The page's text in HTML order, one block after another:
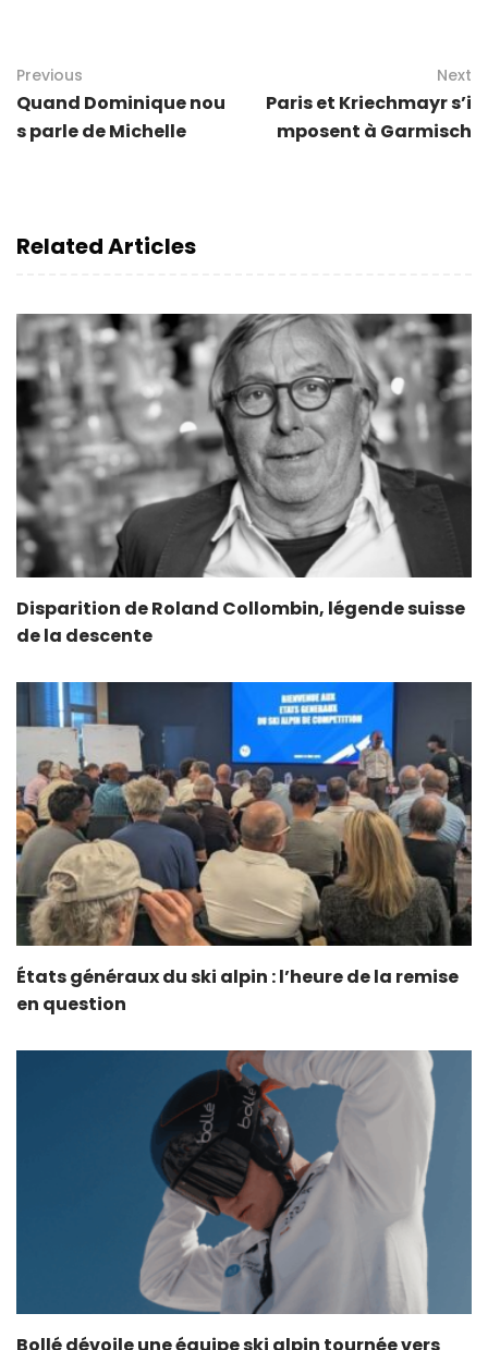
Previous
Quand Dominique nou
s parle de Michelle
Next
Paris et Kriechmayr s’i
mposent à Garmisch
Related Articles
Disparition de Roland Collombin, légende suisse
de la descente
États généraux du ski alpin : l’heure de la remise
en question
Bollé dévoile une équipe ski alpin tournée vers